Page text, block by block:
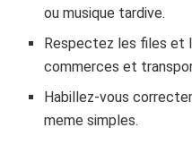
ou musique tardive.
Respectez les files et
commerces et
Habillez-vous
meme simples.